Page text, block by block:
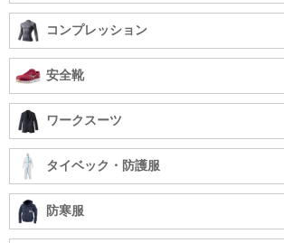
コンプレッション
安全靴
ワークスーツ
タイベック・防護服
防寒服